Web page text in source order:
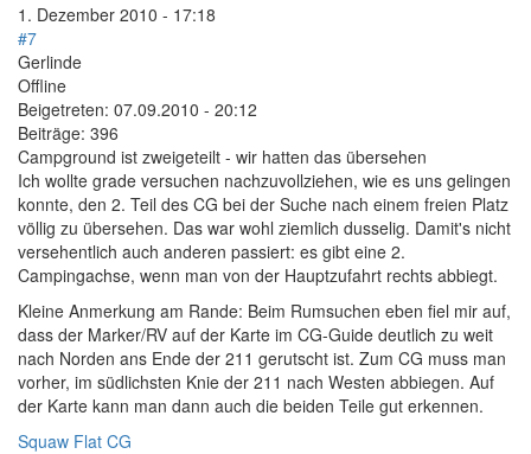
1. Dezember 2010 - 17:18
#7
Gerlinde
Offline
Beigetreten: 07.09.2010 - 20:12
Beiträge: 396
Campground ist zweigeteilt - wir hatten das übersehen
Ich wollte grade versuchen nachzuvollziehen, wie es uns gelingen
konnte, den 2. Teil des CG bei der Suche nach einem freien Platz
völlig zu übersehen. Das war wohl ziemlich dusselig. Damit's nicht
versehentlich auch anderen passiert: es gibt eine 2.
Campingachse, wenn man von der Hauptzufahrt rechts abbiegt.
Kleine Anmerkung am Rande: Beim Rumsuchen eben fiel mir auf,
dass der Marker/RV auf der Karte im CG-Guide deutlich zu weit
nach Norden ans Ende der 211 gerutscht ist. Zum CG muss man
vorher, im südlichsten Knie der 211 nach Westen abbiegen. Auf
der Karte kann man dann auch die beiden Teile gut erkennen.
Squaw Flat CG